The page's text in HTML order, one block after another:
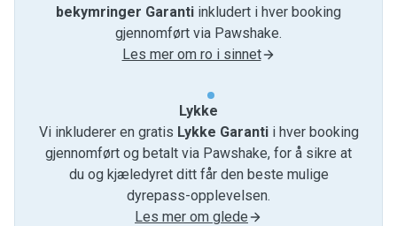
bekymringer Garanti inkludert i hver booking
gjennomført via Pawshake.
Les mer om ro i sinnet
Lykke
Vi inkluderer en gratis Lykke Garantii hver booking
gjennomført og betalt via Pawshake, for å sikre at
du og kjæledyret ditt får den beste mulige
dyrepass-opplevelsen.
Les mer om glede